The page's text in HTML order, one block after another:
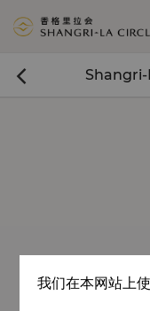
 Shangri-
我们在本网站上